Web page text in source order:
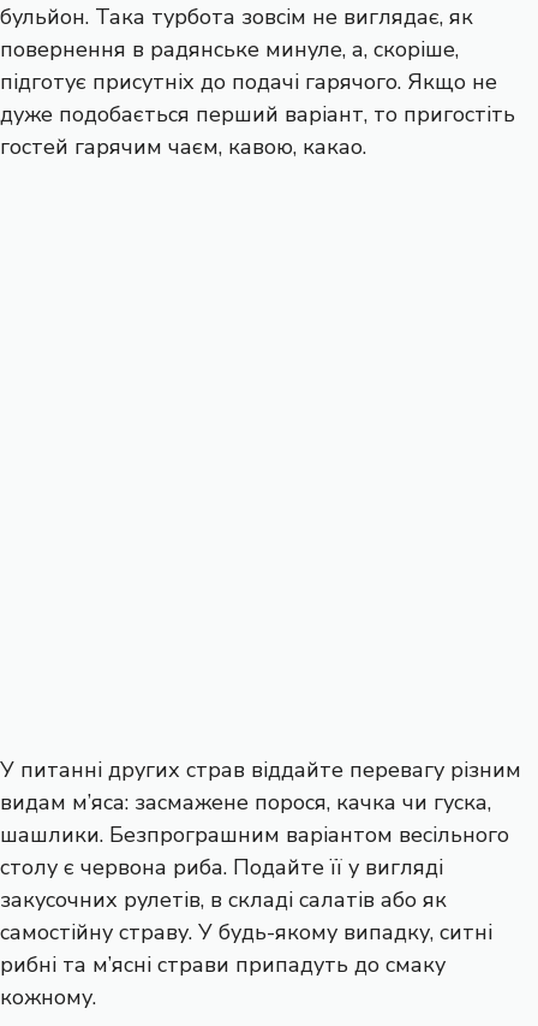
бульйон. Така турбота зовсім не виглядає, як
повернення в радянське минуле, а, скоріше,
підготує присутніх до подачі гарячого. Якщо не
дуже подобається перший варіант, то пригостіть
гостей гарячим чаєм, кавою, какао.
У питанні других страв віддайте перевагу різним
видам м’яса: засмажене порося, качка чи гуска,
шашлики. Безпрограшним варіантом весільного
столу є червона риба. Подайте її у вигляді
закусочних рулетів, в складі салатів або як
самостійну страву. У будь-якому випадку, ситні
рибні та м’ясні страви припадуть до смаку
кожному.